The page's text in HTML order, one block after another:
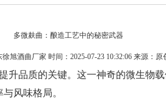
多微麸曲：酿造工艺中的秘密武器
旭酒曲厂家 时间：2025-07-23 10:32:06 来源：原
升品质的关键。这一神奇的微生物
风味格局。